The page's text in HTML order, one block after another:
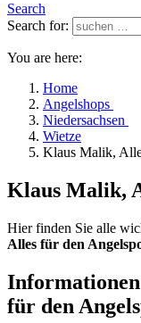
Search
Search for:
You are here:
Home
Angelshops
Niedersachsen
Wietze
Klaus Malik,
Klaus Malik,
Hier finden Sie alle
Alles für den
für den